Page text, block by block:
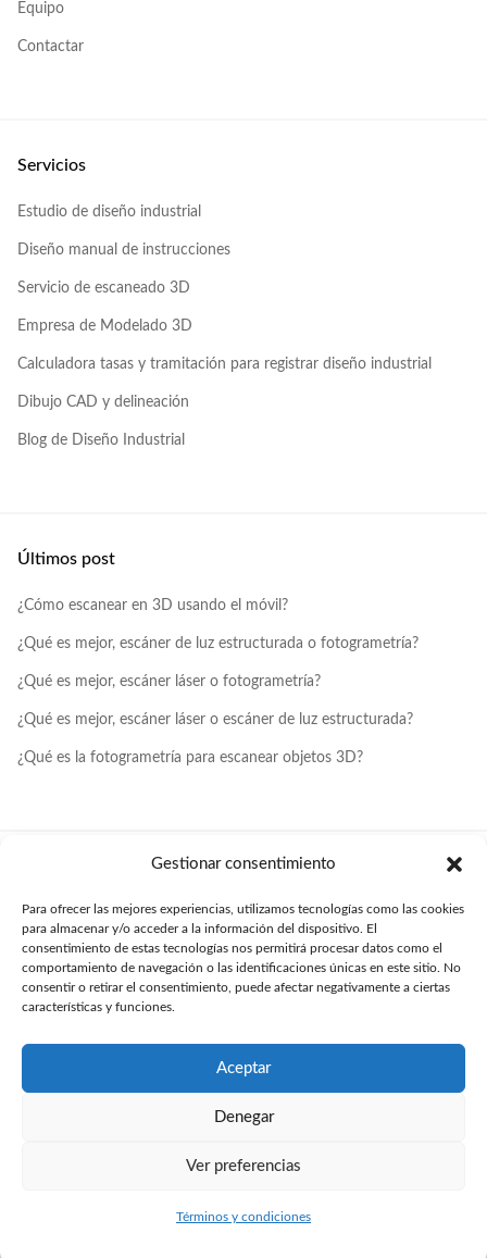
Gestionar consentimiento
Para ofrecer las mejores experiencias, utilizamos tecnologías como las cookies
para almacenar y/o acceder a la información del dispositivo. El
consentimiento de estas tecnologías nos permitirá procesar datos como el
comportamiento de navegación o las identificaciones únicas en este sitio. No
consentir o retirar el consentimiento, puede afectar negativamente a ciertas
características y funciones.
Aceptar
Denegar
Ver preferencias
Términos y condiciones
Equipo
Contactar
Servicios
Estudio de diseño industrial
Diseño manual de instrucciones
Servicio de escaneado 3D
Empresa de Modelado 3D
Calculadora tasas y tramitación para registrar diseño industrial
Dibujo CAD y delineación
Blog de Diseño Industrial
Últimos post
¿Cómo escanear en 3D usando el móvil?
¿Qué es mejor, escáner de luz estructurada o fotogrametría?
¿Qué es mejor, escáner láser o fotogrametría?
¿Qué es mejor, escáner láser o escáner de luz estructurada?
¿Qué es la fotogrametría para escanear objetos 3D?
Tu departamento de diseño y desarrollo técnicoonline
Trabajando para toda España desde
Formulario de contacto